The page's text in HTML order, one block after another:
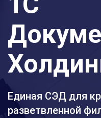
Единая СЭД для
разветвленной